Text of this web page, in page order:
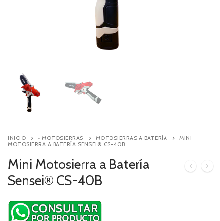
Contacto
INICIO • MOTOSIERRAS MOTOSIERRAS A BATERÍA
MINI
MOTOSIERRA A BATERÍA SENSEI® CS-40B
Mini Motosierra a Batería
Sensei® CS-40B